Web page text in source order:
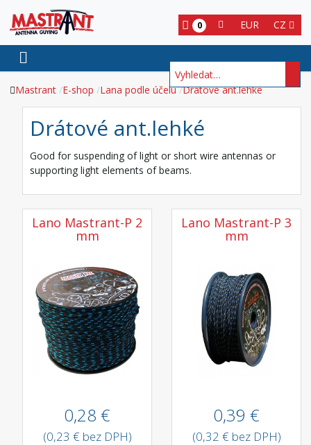
CZ
EUR
0
Hledat
Mastrant E-shop Lana podle účelu Drátové ant.lehké
Drátové ant.lehké
Good for suspending of light or short wire antennas or
supporting light elements of beams.
Lano Mastrant-P 2
mm
0,28 €
(0,23 € bez DPH)
Lano Mastrant-P 3
mm
0,39 €
(0,32 € bez DPH)